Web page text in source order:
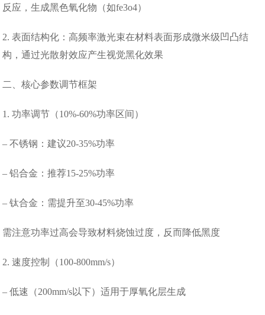
反应，生成黑色氧化物（如fe3o4）
2. 表面结构化：高频率激光束在材料表面形成微米级凹凸结
构，通过光散射效应产生视觉黑化效果
二、核心参数调节框架
1. 功率调节（10%-60%功率区间）
– 不锈钢：建议20-35%功率
– 铝合金：推荐15-25%功率
– 钛合金：需提升至30-45%功率
需注意功率过高会导致材料烧蚀过度，反而降低黑度
2. 速度控制（100-800mm/s）
– 低速（200mm/s以下）适用于厚氧化层生成